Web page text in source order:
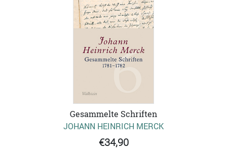
Gesammelte Schriften
JOHANN HEINRICH MERCK
€34,90